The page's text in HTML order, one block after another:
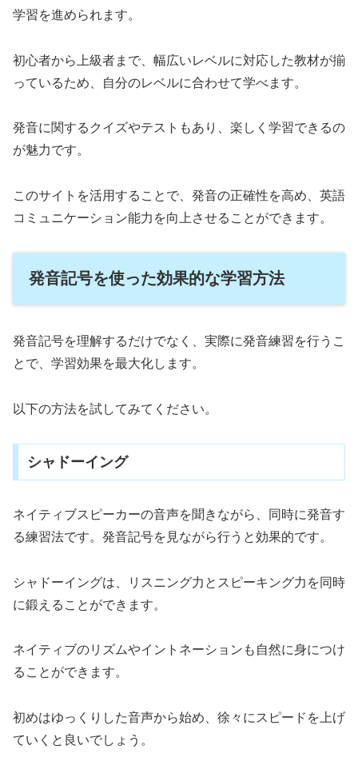
学習を進められます。
初心者から上級者まで、幅広いレベルに対応した教材が揃
っているため、自分のレベルに合わせて学べます。
発音に関するクイズやテストもあり、楽しく学習できるの
が魅力です。
このサイトを活用することで、発音の正確性を高め、英語
コミュニケーション能力を向上させることができます。
発音記号を使った効果的な学習方法
発音記号を理解するだけでなく、実際に発音練習を行うこ
とで、学習効果を最大化します。
以下の方法を試してみてください。
シャドーイング
ネイティブスピーカーの音声を聞きながら、同時に発音す
る練習法です。発音記号を見ながら行うと効果的です。
シャドーイングは、リスニング力とスピーキング力を同時
に鍛えることができます。
ネイティブのリズムやイントネーションも自然に身につけ
ることができます。
初めはゆっくりした音声から始め、徐々にスピードを上げ
ていくと良いでしょう。